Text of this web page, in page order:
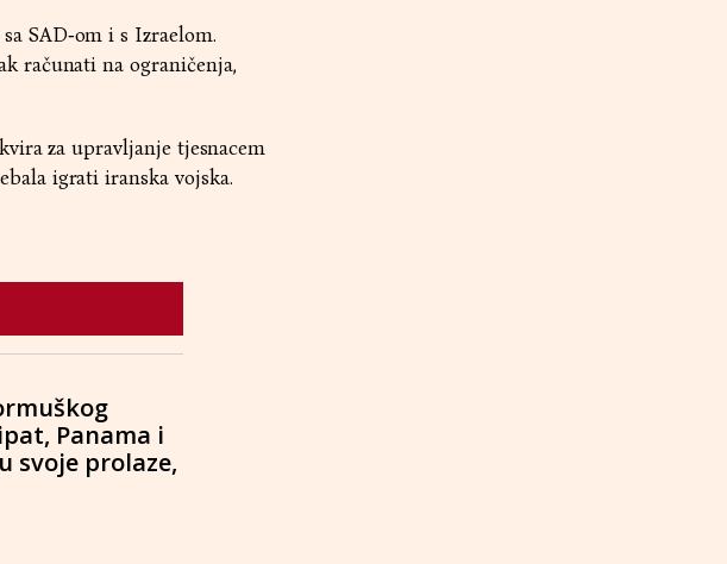
SAD‑om i s Izraelom.
računati na ograničenja,
za upravljanje tjesnacem
igrati iranska vojska.
Panama i
svoje prolaze,